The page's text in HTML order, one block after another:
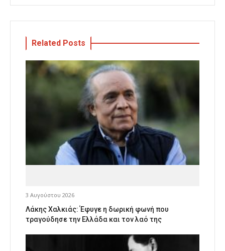
Related Posts
3 Αυγούστου 2026
Λάκης Χαλκιάς: Έφυγε η δωρική φωνή που
τραγούδησε την Ελλάδα και τον λαό της